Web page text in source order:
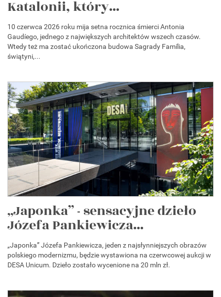
Katalonii, który...
10 czerwca 2026 roku mija setna rocznica śmierci Antonia
Gaudíego, jednego z największych architektów wszech czasów.
Wtedy też ma zostać ukończona budowa Sagrady Família,
świątyni,...
„Japonka” - sensacyjne dzieło
Józefa Pankiewicza...
„Japonka” Józefa Pankiewicza, jeden z najsłynniejszych obrazów
polskiego modernizmu, będzie wystawiona na czerwcowej aukcji w
DESA Unicum. Dzieło zostało wycenione na 20 mln zł.